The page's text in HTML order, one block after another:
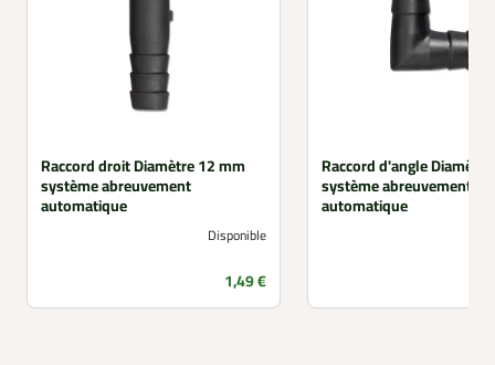
Raccord droit Diamètre 12 mm
système abreuvement
automatique
Disponible
Prix
1,49 €
Raccord d'angle
système abreuvement
automatique